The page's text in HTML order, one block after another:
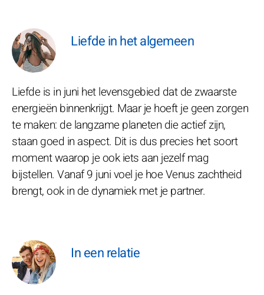
Liefde in het algemeen
Liefde is in juni het levensgebied dat de zwaarste
energieën binnenkrijgt. Maar je hoeft je geen zorgen
te maken: de langzame planeten die actief zijn,
staan goed in aspect. Dit is dus precies het soort
moment waarop je ook iets aan jezelf mag
bijstellen. Vanaf 9 juni voel je hoe Venus zachtheid
brengt, ook in de dynamiek met je partner.
In een relatie